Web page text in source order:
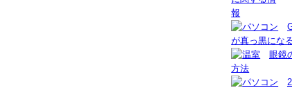
が真っ黒にな
眼鏡
方法